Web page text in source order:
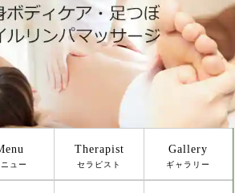
ュー
Therapist
セラピスト
Gallery
ギャラリー